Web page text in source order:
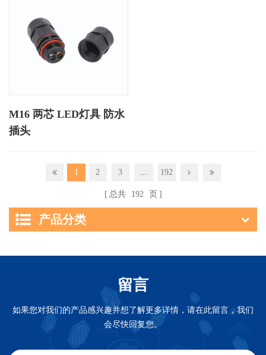
M16 两芯 LED灯具 防水
插头
1 2 3 ... 192
总共 192 页
产品分类
留言
如果您对我们的产品感兴趣并想了解更多详情，请在此留言，我们
会尽快回复您。